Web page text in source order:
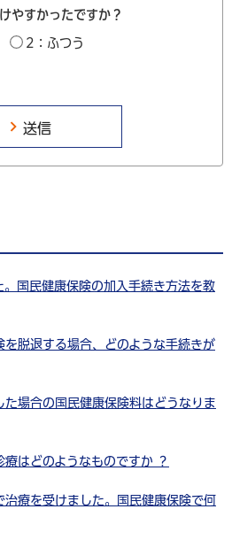
やすかったですか？
2：ふつう
。国民健康保険の加入手続き方法を教
を脱退する場合、どのような手続きが
場合の国民健康保険料はどうなりま
はどのようなものですか ？
療を受けました。国民健康保険で何